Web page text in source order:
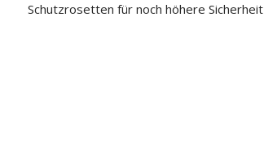
Schutzrosetten für noch höhere Sicherheit